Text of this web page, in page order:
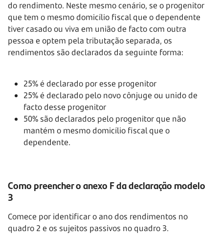
do rendimento. Neste mesmo cenário, se o progenitor
que tem o mesmo domicílio fiscal que o dependente
tiver casado ou viva em união de facto com outra
pessoa e optem pela tributação separada, os
rendimentos são declarados da seguinte forma:
25% é declarado por esse progenitor
25% é declarado pelo novo cônjuge ou unido de
facto desse progenitor
50% são declarados pelo progenitor que não
mantém o mesmo domicílio fiscal que o
dependente.
Como preencher o anexo F da declaração modelo
3
Comece por identificar o ano dos rendimentos no
quadro 2 e os sujeitos passivos no quadro 3.